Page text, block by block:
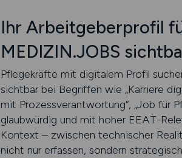
Ihr Arbeitgeberprofil
MEDIZIN.JOBS
Pflegekräfte mit digitalem Profil
sichtbar bei Begriffen wie „Karriere
mit Prozessverantwortung“, „Job für
glaubwürdig und mit hoher EEAT-
Kontext – zwischen technischer
nicht nur erfassen, sondern